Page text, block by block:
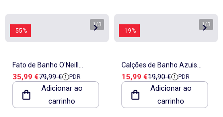
-55%
1/3
Fato de Banho O'Neill
Hyperfreak Azul para
Homem
Preço de venda
35,99 €Preço de referência
79,99 € PDR
Adicionar ao
carrinho
-19%
1/3
Calções de Banho Azuis
Masculinos Sun Project
Softshells
Preço de venda
15,99 €Preço de referência
19,90 € PDR
Adicionar ao
carrinho